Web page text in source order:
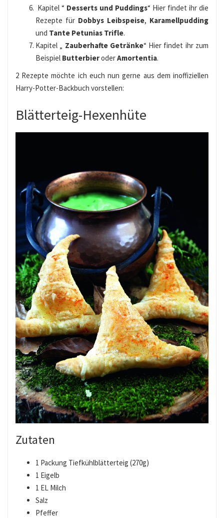
Kapitel “ Desserts und Puddings“ Hier findet ihr die
Rezepte für Dobbys Leibspeise, Karamellpudding
und Tante Petunias Trifle.
Kapitel „
Zauberhafte Getränke“ Hier findet ihr zum
Beispiel ButterbieroderAmortentia.
2 Rezepte möchte ich euch nun gerne aus dem inoffiziellen
Harry-Potter-Backbuch vorstellen:
Blätterteig-Hexenhüte
Zutaten
1 Packung Tiefkühlblätterteig (270g)
1 Eigelb
1 EL Milch
Salz
Pfeffer